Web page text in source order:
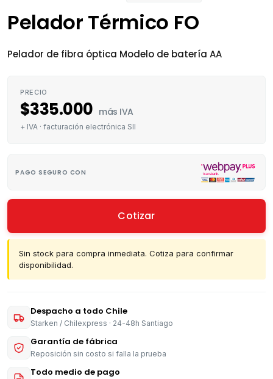
Pelador Térmico FO
Pelador de fibra óptica Modelo de batería AA
PRECIO
$335.000 más IVA
+ IVA · facturación electrónica SII
PAGO SEGURO CON
Cotizar
Sin stock para compra inmediata. Cotiza para confirmar
disponibilidad.
Despacho a todo Chile
Starken / Chilexpress · 24-48h Santiago
Garantía de fábrica
Reposición sin costo si falla la prueba
Todo medio de pago